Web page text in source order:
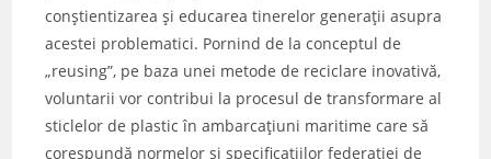
conștientizarea și educarea tinerelor generații asupra
acestei problematici. Pornind de la conceptul de
„reusing”, pe baza unei metode de reciclare inovativă,
voluntarii vor contribui la procesul de transformare al
sticlelor de plastic în ambarcațiuni maritime care să
corespundă normelor și specificațiilor federației de